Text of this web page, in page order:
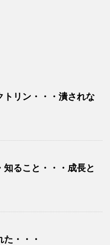
トリン・・・潰されな
知ること・・・成長と
・・・